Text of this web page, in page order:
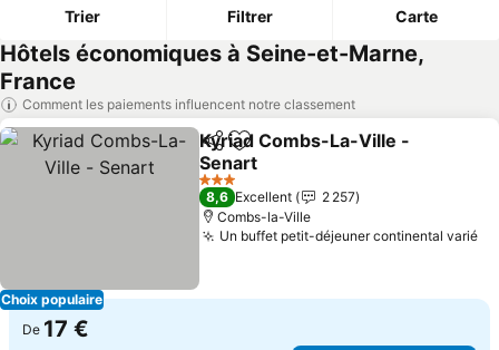
Trier Filtrer Carte
Hôtels économiques à Seine-et-Marne,
France
Comment les paiements influencent notre classement
Choix populaire
PartagerAjouter à mes favoris
Kyriad Combs-La-Ville -
Senart
3 Étoiles
8,6 Excellent
2 257
Combs-la-Ville
Un buffet petit-déjeuner continental varié
De 17 €